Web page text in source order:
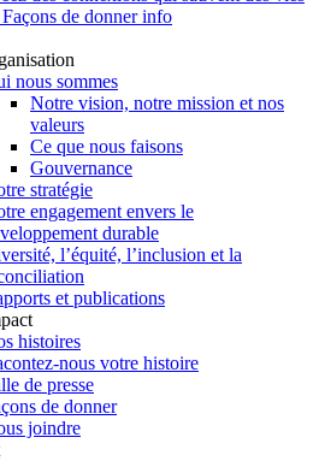
de donner info
nous sommes
Notre vision, notre mission et nos
valeurs
Ce que nous faisons
Gouvernance
stratégie
engagement envers le
durable
l’équité, l’inclusion et la
et publications
histoires
nous votre histoire
de presse
de donner
joindre